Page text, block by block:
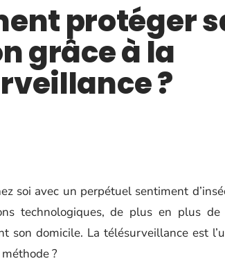
protéger
grâce à la
?
soi avec un perpétuel sentiment
technologiques, de plus en plus
son domicile. La télésurveillance est
?